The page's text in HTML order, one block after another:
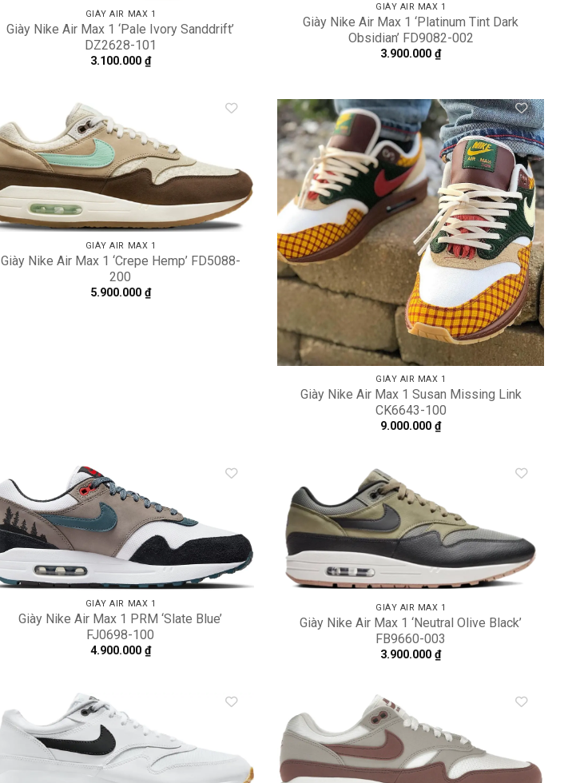
GIÀY AIR MAX 1
Giày Nike Air Max 1 ‘Pale Ivory Sanddrift’
DZ2628-101
3.100.000 ₫
GIÀY AIR MAX 1
Giày Nike Air Max 1 ‘Platinum Tint Dark
Obsidian’ FD9082-002
3.900.000₫
GIÀY AIR MAX 1
Giày Nike Air Max 1 ‘Crepe Hemp’ FD5088-
200
5.900.000 ₫
Add to
wishlist
GIÀY AIR MAX 1
Giày Nike Air Max 1 Susan Missing Link
CK6643-100
9.000.000₫
GIÀY AIR MAX 1
Giày Nike Air Max 1 PRM ‘Slate Blue’
FJ0698-100
4.900.000 ₫
GIÀY AIR MAX 1
Giày Nike Air Max 1 ‘Neutral Olive Black’
FB9660-003
3.900.000₫
wishlist